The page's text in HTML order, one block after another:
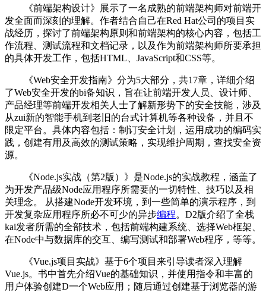
《前端架构设计》展示了一名成熟的前端架构师对前端开
发全面而深刻的理解。作者结合自己在Red Hat公司的项目实
战经历，探讨了前端架构原则和前端架构的核心内容，包括工
作流程、测试流程和文档记录，以及作为前端架构师所要承担
的具体开发工作，包括HTML、JavaScript和CSS等。
《Web安全开发指南》分为5大部分，共17章，详细介绍
了Web安全开发的bi备知识，旨在让前端开发人员、设计师、
产品经理等前端开发相关人士了解新形势下的安全技能，涉及
从zui新的智能手机到老旧的台式计算机等各种设备，并且不
限定平台。具体内容包括：制订安全计划，运用成功的编码实
践，创建有用及高效的测试策略，实现维护周期，查找安全资
源。
《Node.js实战（第2版）》是Node.js的实战教程，涵盖了
为开发产品级Node应用程序所需要的一切特性、技巧以及相
关理念。 从搭建Node开发环境，到一些简单的演示程序，到
开发复杂应用程序所必不可少的异步编程。D2版介绍了全栈
kai发者所需的全部技术，包括前端构建系统、选择Web框架、
在Node中与数据库的交互、编写测试和部署Web程序，等等。
《Vue.js项目实战》基于6个项目来引导读者深入理解
Vue.js。书中首先介绍Vue的基础知识，并使用指令和丰富的
用户体验创建D一个Web应用；随后通过创建基于浏览器的游